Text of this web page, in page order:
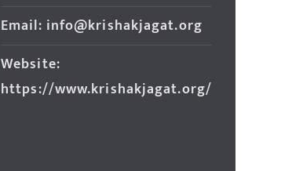
Email: info@krishakjagat.org
Website:
https://www.krishakjagat.org/